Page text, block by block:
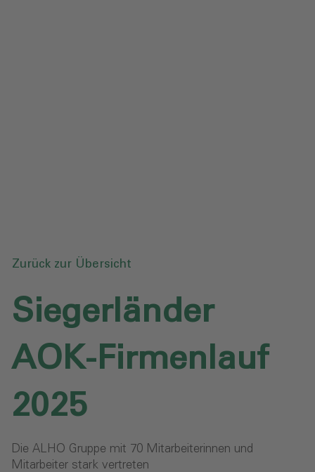
Zurück zur Übersicht
Siegerländer
AOK-Firmenlauf
2025
Die ALHO Gruppe mit 70 Mitarbeiterinnen und
Mitarbeiter stark vertreten